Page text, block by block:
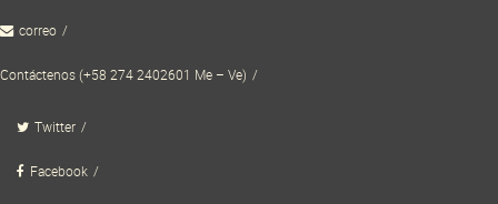
to correo
Contáctenos (+58 274 2402601 Me – Ve)
Twitter
Facebook